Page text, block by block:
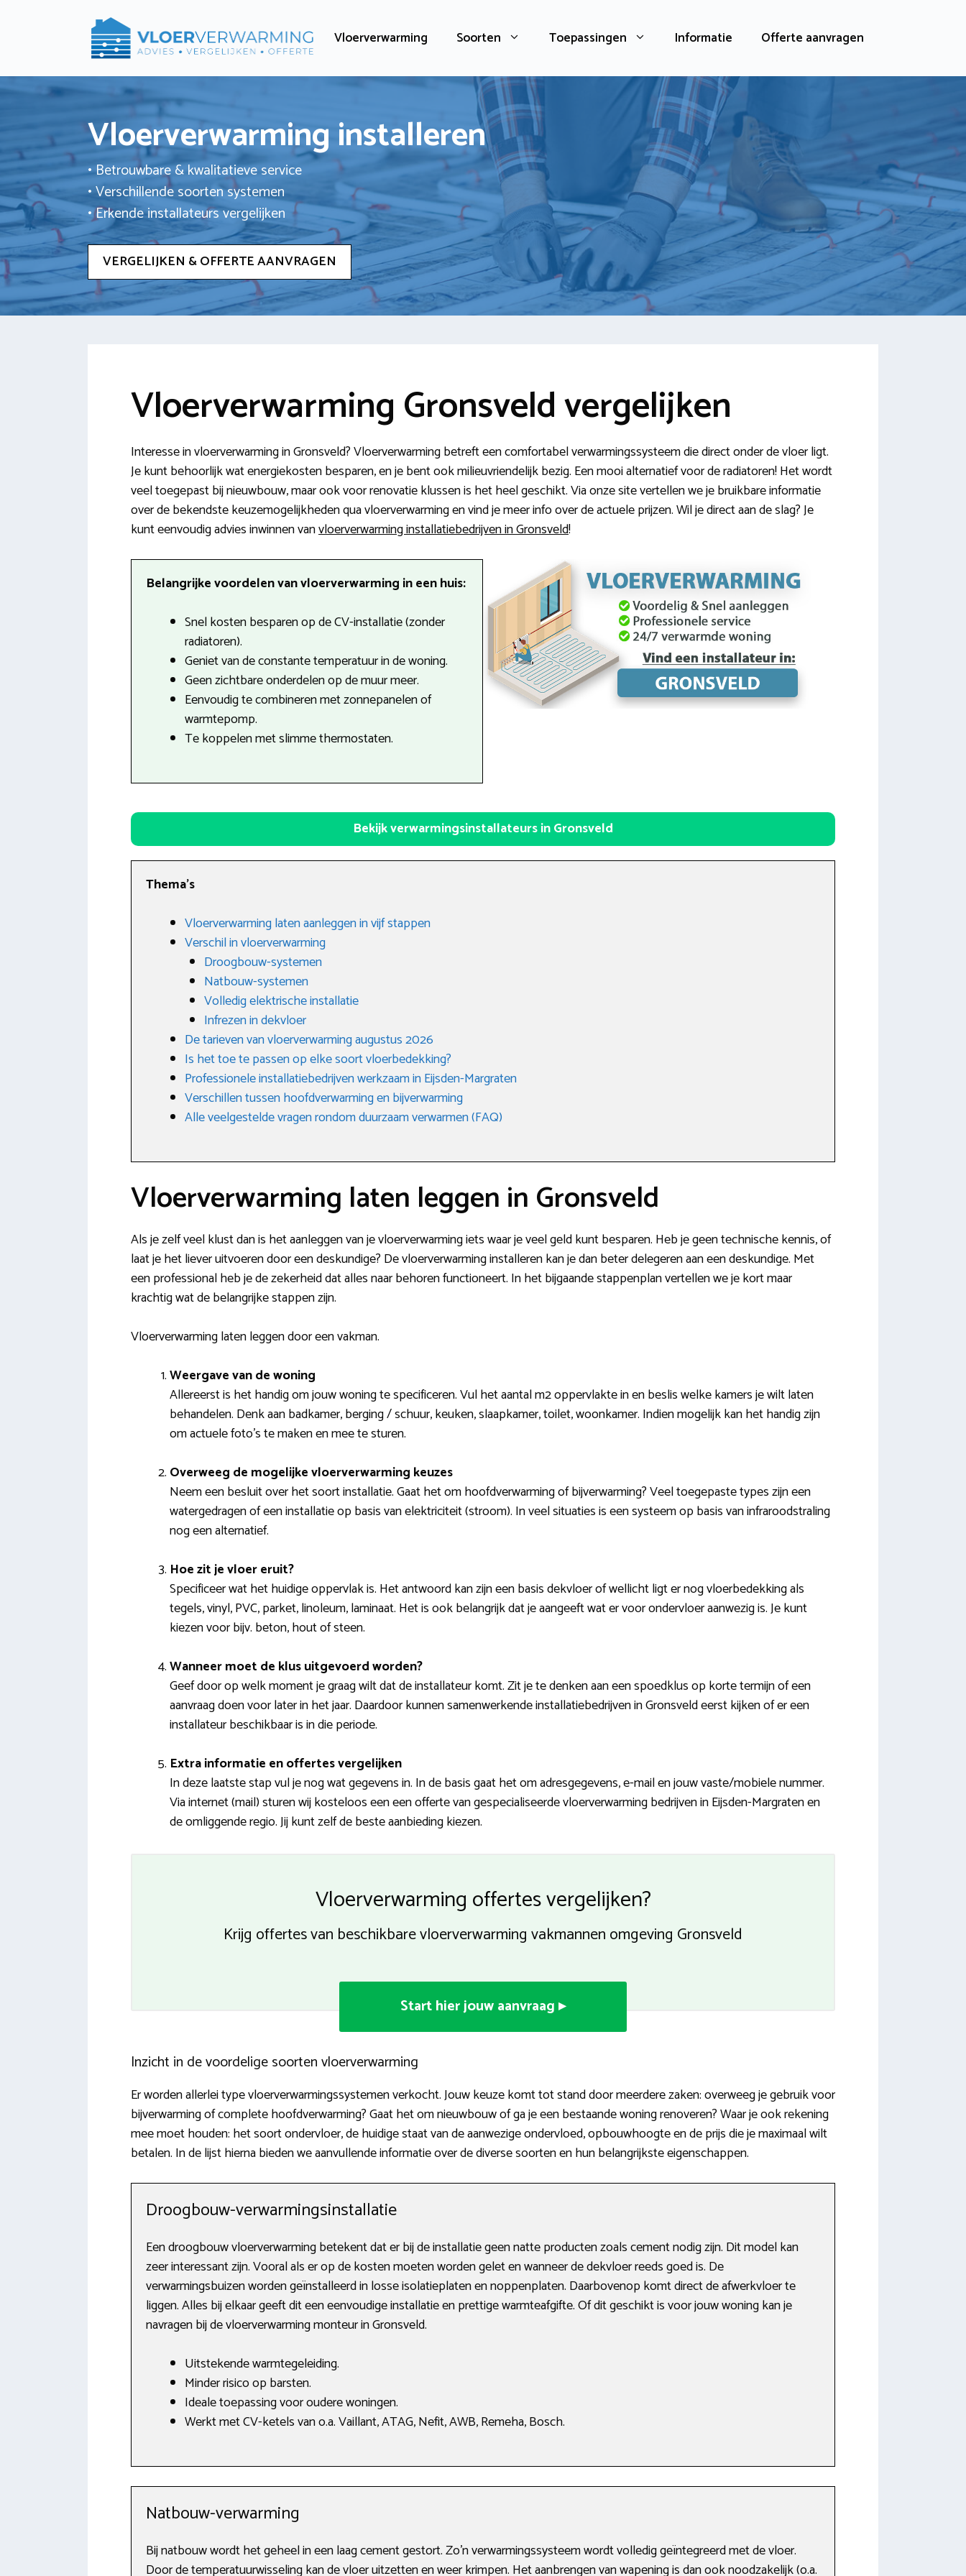
Vloerverwarming Soorten Toepassingen Informatie Offerte aanvragen
Vloerverwarming installeren
• Betrouwbare & kwalitatieve service
• Verschillende soorten systemen
• Erkende installateurs vergelijken
VERGELIJKEN & OFFERTE AANVRAGEN
Vloerverwarming Gronsveld vergelijken
Interesse in vloerverwarming in Gronsveld? Vloerverwarming betreft een comfortabel verwarmingssysteem die direct onder de vloer ligt.
Je kunt behoorlijk wat energiekosten besparen, en je bent ook milieuvriendelijk bezig. Een mooi alternatief voor de radiatoren! Het wordt
veel toegepast bij nieuwbouw, maar ook voor renovatie klussen is het heel geschikt. Via onze site vertellen we je bruikbare informatie
over de bekendste keuzemogelijkheden qua vloerverwarming en vind je meer info over de actuele prijzen. Wil je direct aan de slag? Je
kunt eenvoudig advies inwinnen vanvloerverwarming installatiebedrijven in Gronsveld!
Belangrijke voordelen van vloerverwarming in een huis:
Snel kosten besparen op de CV-installatie (zonder
radiatoren).
Geniet van de constante temperatuur in de woning.
Geen zichtbare onderdelen op de muur meer.
Eenvoudig te combineren met zonnepanelen of
warmtepomp.
Te koppelen met slimme thermostaten.
Bekijk verwarmingsinstallateurs in Gronsveld
Thema’s
Vloerverwarming laten aanleggen in vijf stappen
Verschil in vloerverwarming
Droogbouw-systemen
Natbouw-systemen
Volledig elektrische installatie
Infrezen in dekvloer
De tarieven van vloerverwarming augustus 2026
Is het toe te passen op elke soort vloerbedekking?
Professionele installatiebedrijven werkzaam in Eijsden-Margraten
Verschillen tussen hoofdverwarming en bijverwarming
Alle veelgestelde vragen rondom duurzaam verwarmen (FAQ)
Vloerverwarming laten leggen in Gronsveld
Als je zelf veel klust dan is het aanleggen van je vloerverwarming iets waar je veel geld kunt besparen. Heb je geen technische kennis, of
laat je het liever uitvoeren door een deskundige? De vloerverwarming installeren kan je dan beter delegeren aan een deskundige. Met
een professional heb je de zekerheid dat alles naar behoren functioneert. In het bijgaande stappenplan vertellen we je kort maar
krachtig wat de belangrijke stappen zijn.
Vloerverwarming laten leggen door een vakman.
Weergave van de woning
Allereerst is het handig om jouw woning te specificeren. Vul het aantal m2 oppervlakte in en beslis welke kamers je wilt laten
behandelen. Denk aan badkamer, berging / schuur, keuken, slaapkamer, toilet, woonkamer. Indien mogelijk kan het handig zijn
om actuele foto’s te maken en mee te sturen.
Overweeg de mogelijke vloerverwarming keuzes
Neem een besluit over het soort installatie. Gaat het om hoofdverwarming of bijverwarming? Veel toegepaste types zijn een
watergedragen of een installatie op basis van elektriciteit (stroom). In veel situaties is een systeem op basis van infraroodstraling
nog een alternatief.
Hoe zit je vloer eruit?
Specificeer wat het huidige oppervlak is. Het antwoord kan zijn een basis dekvloer of wellicht ligt er nog vloerbedekking als
tegels, vinyl, PVC, parket, linoleum, laminaat. Het is ook belangrijk dat je aangeeft wat er voor ondervloer aanwezig is. Je kunt
kiezen voor bijv. beton, hout of steen.
Wanneer moet de klus uitgevoerd worden?
Geef door op welk moment je graag wilt dat de installateur komt. Zit je te denken aan een spoedklus op korte termijn of een
aanvraag doen voor later in het jaar. Daardoor kunnen samenwerkende installatiebedrijven in Gronsveld eerst kijken of er een
installateur beschikbaar is in die periode.
Extra informatie en offertes vergelijken
In deze laatste stap vul je nog wat gegevens in. In de basis gaat het om adresgegevens, e-mail en jouw vaste/mobiele nummer.
Via internet (mail) sturen wij kosteloos een een offerte van gespecialiseerde vloerverwarming bedrijven in Eijsden-Margraten en
de omliggende regio. Jij kunt zelf de beste aanbieding kiezen.
Vloerverwarming offertes vergelijken?
Krijg offertes van beschikbare vloerverwarming vakmannen omgeving Gronsveld
Start hier jouw aanvraag ▸
Inzicht in de voordelige soorten vloerverwarming
Er worden allerlei type vloerverwarmingssystemen verkocht. Jouw keuze komt tot stand door meerdere zaken: overweeg je gebruik voor
bijverwarming of complete hoofdverwarming? Gaat het om nieuwbouw of ga je een bestaande woning renoveren? Waar je ook rekening
mee moet houden: het soort ondervloer, de huidige staat van de aanwezige ondervloed, opbouwhoogte en de prijs die je maximaal wilt
betalen. In de lijst hierna bieden we aanvullende informatie over de diverse soorten en hun belangrijkste eigenschappen.
Droogbouw-verwarmingsinstallatie
Een droogbouw vloerverwarming betekent dat er bij de installatie geen natte producten zoals cement nodig zijn. Dit model kan
zeer interessant zijn. Vooral als er op de kosten moeten worden gelet en wanneer de dekvloer reeds goed is. De
verwarmingsbuizen worden geïnstalleerd in losse isolatieplaten en noppenplaten. Daarbovenop komt direct de afwerkvloer te
liggen. Alles bij elkaar geeft dit een eenvoudige installatie en prettige warmteafgifte. Of dit geschikt is voor jouw woning kan je
navragen bij de vloerverwarming monteur in Gronsveld.
Uitstekende warmtegeleiding.
Minder risico op barsten.
Ideale toepassing voor oudere woningen.
Werkt met CV-ketels van o.a. Vaillant, ATAG, Nefit, AWB, Remeha, Bosch.
Natbouw-verwarming
Bij natbouw wordt het geheel in een laag cement gestort. Zo’n verwarmingssysteem wordt volledig geïntegreerd met de vloer.
Door de temperatuurwisseling kan de vloer uitzetten en weer krimpen. Het aanbrengen van wapening is dan ook noodzakelijk (o.a.